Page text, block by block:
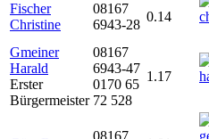
Fischer
Christine
08167
6943-28
0.14
Gmeiner
Harald
Erster
Bürgermeister
08167
6943-47
0170 65
72 528
1.17